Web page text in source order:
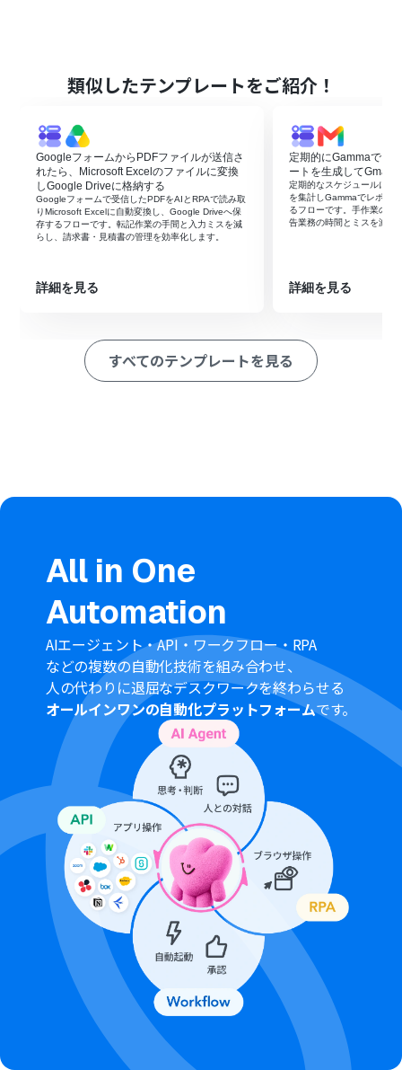
携します
次に、トリガーでGoogleフォームを選択し、「フォーム
続いて、オペレーションでGoogle Driveの「ファイルを
ダウンロードする」アクションを設定し、フォームに添付
されたファイルを指定します
次に、オペレーションでOCR機能の「任意の画像やPDF
を読み取る」アクションを設定し、ダウンロードしたファ
イルを読み取ります
最後に、オペレーションでYoomメールの「メールを送
などを記載したメールを送信します
■このワークフローのカスタムポイント
OCR機能では、読み取り対象のファイルからどの項目を
的な通知を作成できます
携してください。
トリガーは5分、10分、15分、30分、60分の間隔で起動
間隔を選択できます。
プランによって最短の起動間隔が異なりますので、ご注意
ください。
OCR_AIオペレーションはチームプラン・サクセスプラン
でのみご利用いただける機能となっております。フリープ
ラン・ミニプランの場合は設定しているフローボットの
オペレーションはエラーとなりますので、ご注意くださ
い。
チームプランやサクセスプランなどの有料プランは、2週
間の無料トライアルを行うことが可能です。無料トライア
ル中には制限対象のアプリやAI機能（オペレーション）を
使用することができます。
OCRデータは6,500文字以上のデータや文字が小さい場合
などは読み取れない場合があるので、ご注意ください。
ダウンロード可能なファイル容量は最大300MBまでで
す。アプリの仕様によっては300MB未満になる可能性が
あるので、ご注意ください。
トリガー、各オペレーションでの取り扱い可能なファイ
ル容量の詳細は下記をご参照ください。
https://intercom.help/yoom/ja/articles/9413924
Googleフォームをトリガーとして使用した際の回答内容
を取得する方法は下記をご参照ください。
https://intercom.help/yoom/ja/articles/6807133
類似したテンプレートをご紹介！
GoogleフォームからPDFファイルが送信さ
れたら、Microsoft Excelのファイルに変換
しGoogle Driveに格納する
Googleフォームで受信したPDFをAIとRPAで読み取
りMicrosoft Excelに自動変換し、Google Driveへ保
存するフローです。転記作業の手間と入力ミスを減
らし、請求書・見積書の管理を効率化します。
詳細を見る
定期的にGammaでフ
ートを生成してGmail
定期的なスケジュールに合
を集計しGammaでレポー
るフローです。手作業の集
告業務の時間とミスを減ら
詳細を見る
すべてのテンプレートを見る
All in One
Automation
AIエージェント・API・ワークフロー・RPA
などの複数の自動化技術を組み合わせ、
人の代わりに退屈なデスクワークを終わらせる
オールインワンの自動化プラットフォームです。